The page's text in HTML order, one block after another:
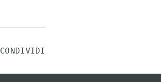
CONDIVIDI